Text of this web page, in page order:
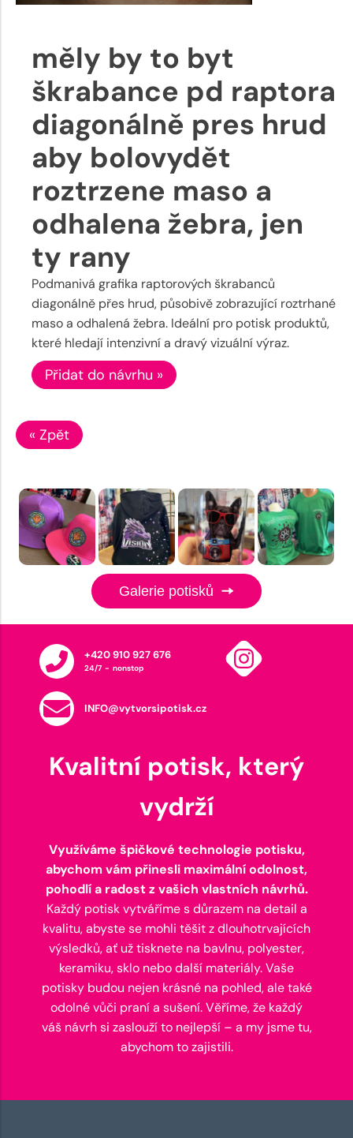
měly by to byt
škrabance pd raptora
diagonálně pres hrud
aby bolovydět
roztrzene maso a
odhalena žebra, jen
ty rany
Podmanivá grafika raptorových škrabanců
diagonálně přes hrud, působivě zobrazující roztrhané
maso a odhalená žebra. Ideální pro potisk produktů,
které hledají intenzivní a dravý vizuální výraz.
Přidat do návrhu »
« Zpět
Galerie potisků
+420 910 927 676
24/7 - nonstop
INFO@vytvorsipotisk.cz
Kvalitní potisk, který
vydrží
Využíváme špičkové technologie potisku,
abychom vám přinesli maximální odolnost,
pohodlí a radost z vašich vlastních návrhů.
Každý potisk vytváříme s důrazem na detail a
kvalitu, abyste se mohli těšit z dlouhotrvajících
výsledků, ať už tisknete na bavlnu, polyester,
keramiku, sklo nebo další materiály. Vaše
potisky budou nejen krásné na pohled, ale také
odolné vůči praní a sušení. Věříme, že každý
váš návrh si zaslouží to nejlepší – a my jsme tu,
abychom to zajistili.